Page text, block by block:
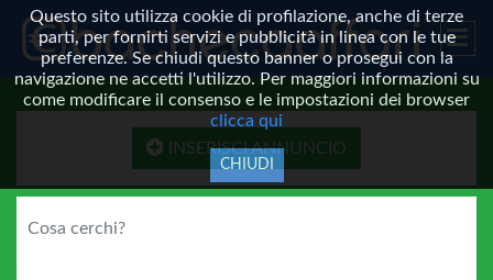
Questo sito utilizza cookie di profilazione, anche di terze
parti, per fornirti servizi e pubblicità in linea con le tue
preferenze. Se chiudi questo banner o prosegui con la
navigazione ne accetti l'utilizzo. Per maggiori informazioni su
come modificare il consenso e le impostazioni dei browser
clicca qui
CHIUDI
INSERISCI ANNUNCIO